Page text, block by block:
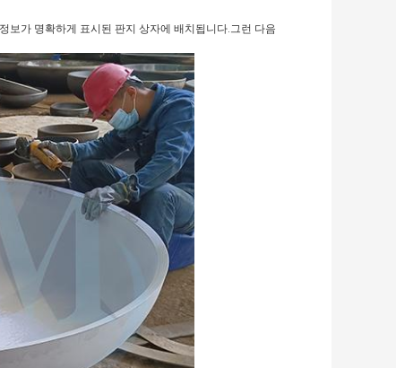
보가 명확하게 표시된 판지 상자에 배치됩니다.그런 다음